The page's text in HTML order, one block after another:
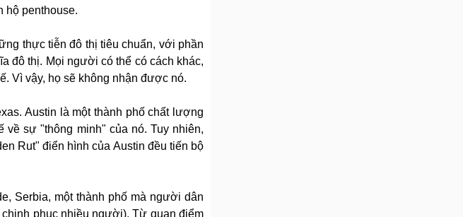
hộ penthouse.
thực tiễn đô thị tiêu chuẩn, với phần
đô thị. Mọi người có thể có cách khác,
Vì vậy, họ sẽ không nhận được nó.
Austin là một thành phố chất lượng
sự "thông minh" của nó. Tuy nhiên,
Rut" điển hình của Austin đều tiến bộ
Serbia, một thành phố mà người dân
phục nhiều người). Từ quan điểm